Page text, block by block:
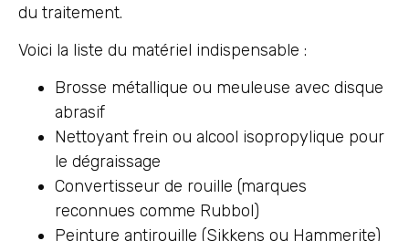
du traitement.
Voici la liste du matériel indispensable :
Brosse métallique ou meuleuse avec disque
abrasif
Nettoyant frein ou alcool isopropylique pour
le dégraissage
Convertisseur de rouille (marques
reconnues comme Rubbol)
Peinture antirouille (Sikkens ou Hammerite)